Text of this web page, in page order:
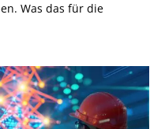
Was das für die